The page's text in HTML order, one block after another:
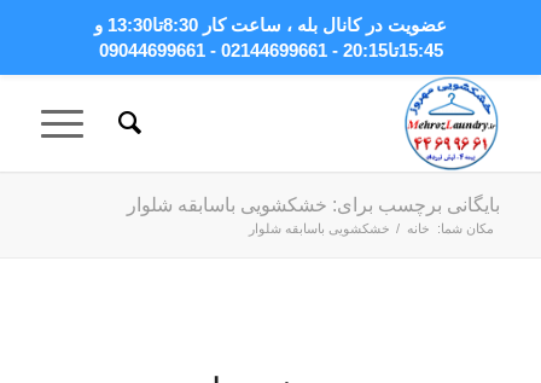
بایگانی برچسب برای: خشکشویی باسابقه شلوار
مکان شما: خانه / خشکشویی باسابقه شلوار
عضویت در کانال بله
، ساعت کار 8:30تا13:30 و
15:45تا20:15 - 02144699661 - 09044699661